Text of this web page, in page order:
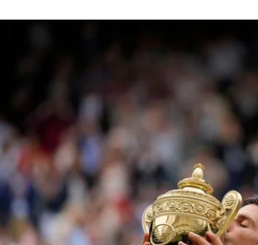
Новак Джокович целует кубок победителя
AP Photo/Kirsty Wigglesworth
Новак Джокович, который является
Уимблдонском турнире. По количеству
Федерером и Рафаэлем Надалем.
в четырех сетах обыграл итальянца
на тай-брейке первую партию, но
последующих сета с одинаковым счетом
О рекордах